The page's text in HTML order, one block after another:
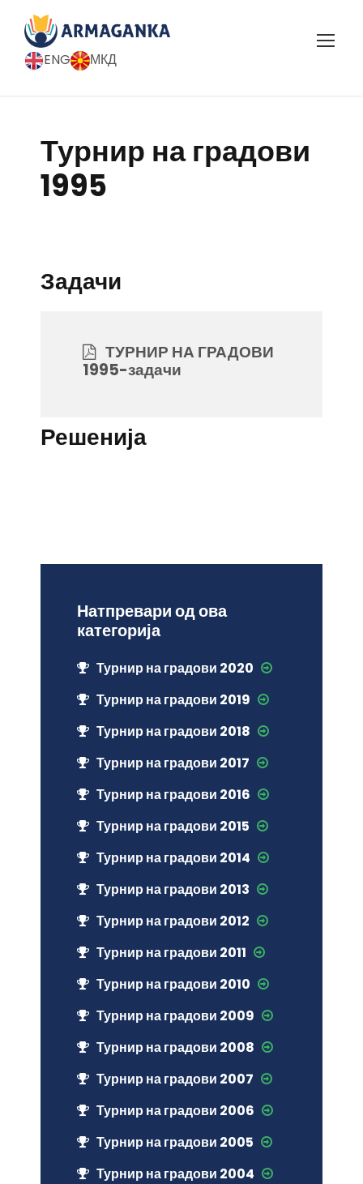
ENG МКД
Турнир на градови
1995
Задачи
ТУРНИР НА ГРАДОВИ
1995-задачи
Решенија
Натпревари од ова
категорија
Турнир на градови 2020
Турнир на градови 2019
Турнир на градови 2018
Турнир на градови 2017
Турнир на градови 2016
Турнир на градови 2015
Турнир на градови 2014
Турнир на градови 2013
Турнир на градови 2012
Турнир на градови 2011
Турнир на градови 2010
Турнир на градови 2009
Турнир на градови 2008
Турнир на градови 2007
Турнир на градови 2006
Турнир на градови 2005
Турнир на градови 2004